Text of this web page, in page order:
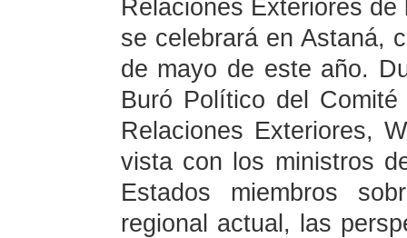
Relaciones Exteriores
se celebrará en Astaná,
de mayo de este año.
Buró Político del
Relaciones Exteriores,
vista con los ministros
Estados miembros
regional actual, las